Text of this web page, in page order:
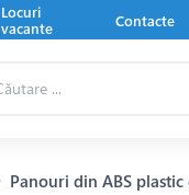
Locuri
vacante
Contacte
Panouri din ABS